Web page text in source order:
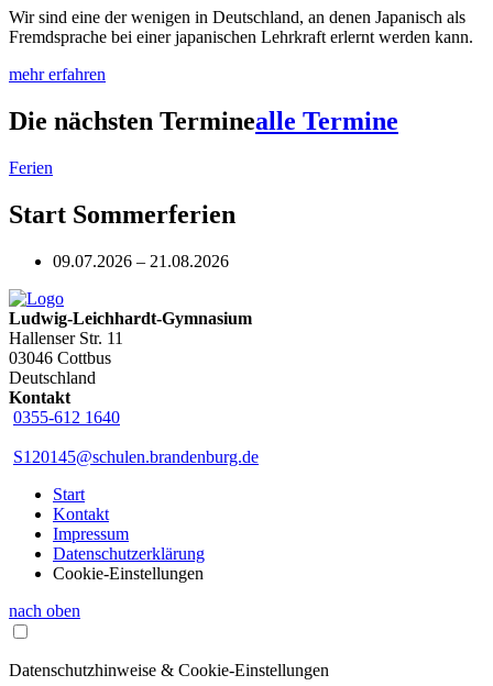
Wir sind eine der wenigen in Deutschland, an denen Japanisch als
Fremdsprache bei einer japanischen Lehrkraft erlernt werden kann.
mehr erfahren
Die nächsten Terminealle Termine
Ferien
Start Sommerferien
09.07.2026 – 21.08.2026
Ludwig-Leichhardt-Gymnasium
Hallenser Str. 11
03046 Cottbus
Deutschland
Kontakt
0355-612 1640
S120145@schulen.brandenburg.de
Start
Kontakt
Impressum
Datenschutzerklärung
Cookie-Einstellungen
nach oben
Datenschutzhinweise & Cookie-Einstellungen